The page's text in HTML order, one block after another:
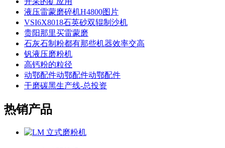
液压雷蒙磨碎机H4800图片
VSI6X8018石英砂双辊制沙机
贵阳那里买雷蒙磨
石灰石制粉都有那些机器效率交高
钒液压磨粉机
高钙粉的粒径
动鄂配件动鄂配件动鄂配件
干磨碳黑生产线-总投资
热销产品